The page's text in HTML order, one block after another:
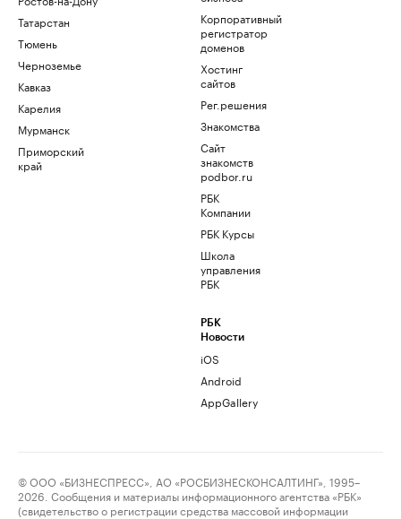
Татарстан
Тюмень
Черноземье
Кавказ
Карелия
Мурманск
Приморский
край
Корпоративный
регистратор
доменов
Хостинг
сайтов
Рег.решения
Знакомства
Сайт
знакомств
podbor.ru
РБК
Компании
РБК Курсы
Школа
управления
РБК
РБК
Новости
iOS
Android
AppGallery
© ООО «БИЗНЕСПРЕСС», АО «РОСБИЗНЕСКОНСАЛТИНГ», 1995–
2026. Сообщения и материалы информационного агентства «РБК»
(свидетельство о регистрации средства массовой информации